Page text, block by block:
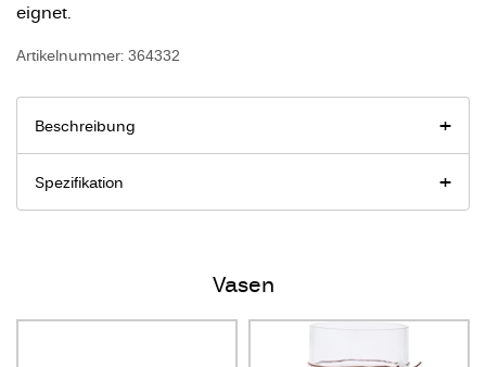
eignet.
Artikelnummer: 364332
Beschreibung
Spezifikation
Vasen